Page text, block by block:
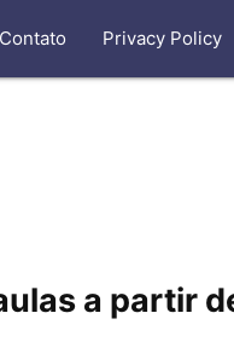
Contato Privacy Policy
a partir